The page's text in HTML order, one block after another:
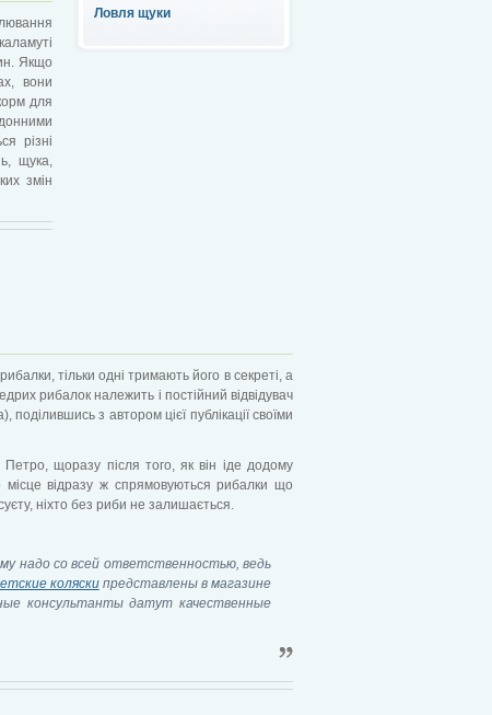
Ловля щуки
Якщо
вони
для
різні
щука,
змін
тільки одні тримають його в секреті, а
рибалок належить і постійний відвідувач
з автором цієї публікації своїми
щоразу після того, як він іде додому
місце відразу ж спрямовуються рибалки що
ніхто без риби не залишається.
надо со всей ответственностью, ведь
коляскипредставлены в магазине
консультанты датут качественные